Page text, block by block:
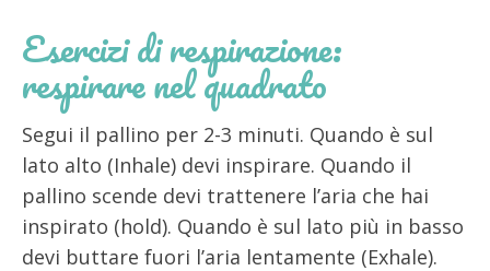
Esercizi di respirazione:
respirare nel quadrato
Segui il pallino per 2-3 minuti. Quando è sul
lato alto (Inhale) devi inspirare. Quando il
pallino scende devi trattenere l’aria che hai
inspirato (hold). Quando è sul lato più in basso
devi buttare fuori l’aria lentamente (Exhale).